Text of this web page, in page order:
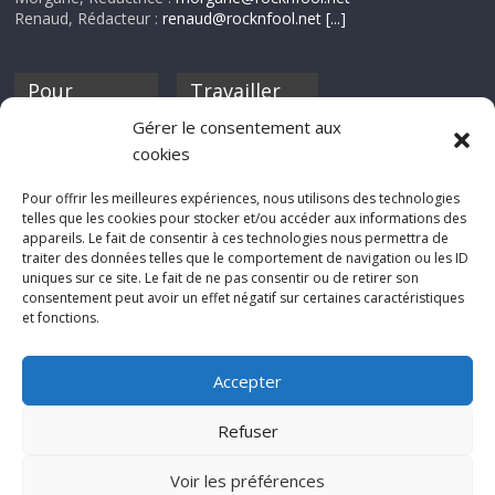
Gérer le consentement aux
cookies
Pour offrir les meilleures expériences, nous utilisons des technologies
telles que les cookies pour stocker et/ou accéder aux informations des
appareils. Le fait de consentir à ces technologies nous permettra de
traiter des données telles que le comportement de navigation ou les ID
uniques sur ce site. Le fait de ne pas consentir ou de retirer son
consentement peut avoir un effet négatif sur certaines caractéristiques
et fonctions.
Accepter
Refuser
Voir les préférences
Renaud, Rédacteur :renaud@rocknfool.net [...]
Pour
discothèque
Travailler
Si tu souhaites
Rocknfool, n'hésite
pas à nous envoyer
tes chroniques de
concerts, de films,
séries ou des billets
d'humeur :
net